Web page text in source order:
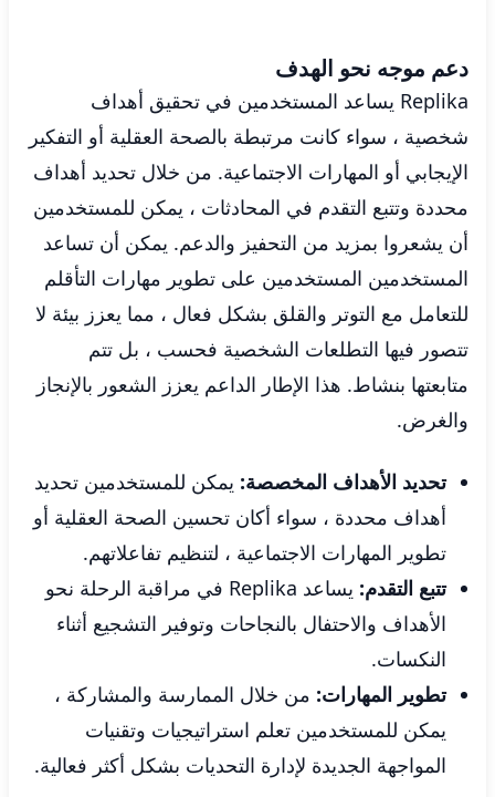
دعم موجه نحو الهدف
Replika يساعد المستخدمين في تحقيق أهداف
شخصية ، سواء كانت مرتبطة بالصحة العقلية أو التفكير
الإيجابي أو المهارات الاجتماعية. من خلال تحديد أهداف
محددة وتتبع التقدم في المحادثات ، يمكن للمستخدمين
أن يشعروا بمزيد من التحفيز والدعم. يمكن أن تساعد
المستخدمين المستخدمين على تطوير مهارات التأقلم
للتعامل مع التوتر والقلق بشكل فعال ، مما يعزز بيئة لا
تتصور فيها التطلعات الشخصية فحسب ، بل تتم
متابعتها بنشاط. هذا الإطار الداعم يعزز الشعور بالإنجاز
والغرض.
تحديد الأهداف المخصصة: يمكن للمستخدمين تحديد
أهداف محددة ، سواء أكان تحسين الصحة العقلية أو
تطوير المهارات الاجتماعية ، لتنظيم تفاعلاتهم.
تتبع التقدم:
يساعد Replika في مراقبة الرحلة نحو
الأهداف والاحتفال بالنجاحات وتوفير التشجيع أثناء
النكسات.
تطوير المهارات: من خلال الممارسة والمشاركة ،
يمكن للمستخدمين تعلم استراتيجيات وتقنيات
المواجهة الجديدة لإدارة التحديات بشكل أكثر فعالية.